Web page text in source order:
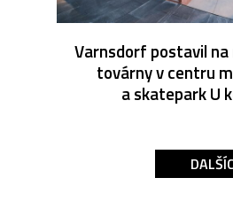
Varnsdorf postavil
továrny v centru
a skatepark U